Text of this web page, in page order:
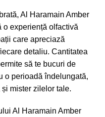
Al Haramain Amber
o experiență olfactivă
care apreciază
detaliu. Cantitatea
să te bucuri de
o perioadă îndelungată,
mister zilelor tale.
Al Haramain Amber